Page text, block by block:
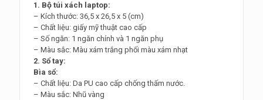
1. Bộ túi xách laptop:
– Kích thước: 36,5 x 26,5 x 5 (cm)
– Chất liệu: giấy mỹ thuật cao cấp
– Số ngăn: 1 ngăn chính và 1 ngăn phụ
– Màu sắc: Màu xám trắng phối màu xám nhạt
2. Sổ tay:
Bìa sổ:
– Chất liệu: Da PU cao cấp chống thấm nước.
– Màu sắc: Nhũ vàng